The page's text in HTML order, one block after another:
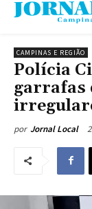
CAMPINAS E REGIÃO
Polícia
garrafas
por Jornal Local